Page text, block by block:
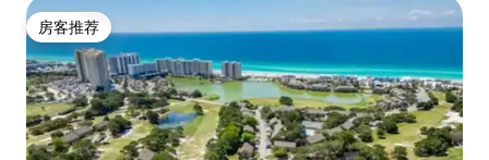
房客推荐
房客推荐